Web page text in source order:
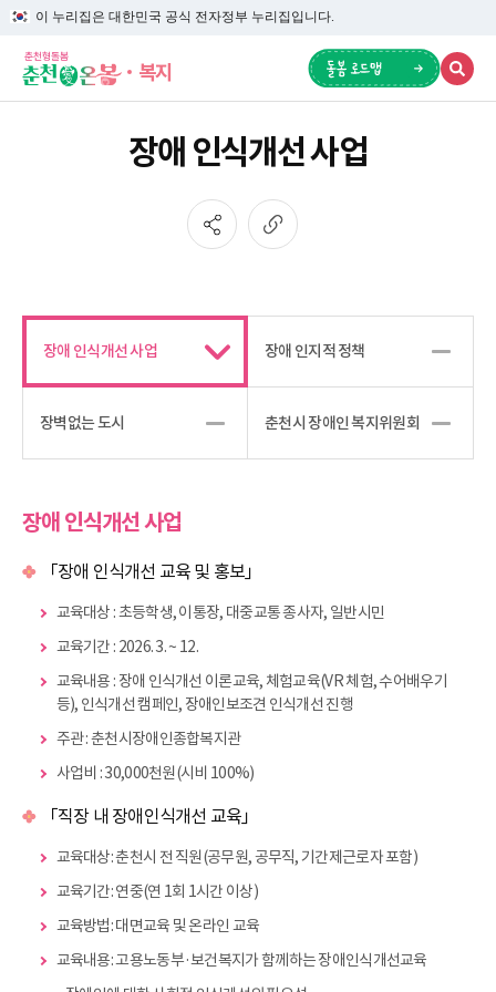
이 누리집은 대한민국 공식 전자정부 누리집입니다.
복지
장애 인식개선 사업
장애 인식개선 사업 장애 인지적 정책
장벽없는 도시 춘천시 장애인 복지위원회
장애 인식개선 사업
「장애 인식개선 교육 및 홍보」
교육대상 : 초등학생, 이통장, 대중교통 종사자, 일반시민
교육기간 : 2026. 3. ~ 12.
교육내용 : 장애 인식개선 이론교육, 체험교육(VR 체험, 수어배우기
등), 인식개선 캠페인, 장애인보조견 인식개선 진행
주관 : 춘천시장애인종합복지관
사업비 : 30,000천원(시비 100%)
「직장 내 장애인식개선 교육」
교육대상: 춘천시 전 직원(공무원, 공무직, 기간제근로자 포함)
교육기간: 연중(연 1회 1시간 이상)
교육방법: 대면교육 및 온라인 교육
교육내용: 고용노동부·보건복지가 함께하는 장애인식개선교육